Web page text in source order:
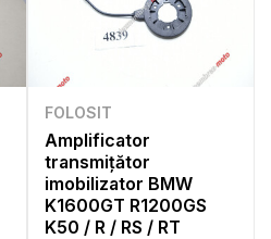
FOLOSIT
Amplificator
transmițător
imobilizator BMW
K1600GT R1200GS
K50 / R / RS / RT